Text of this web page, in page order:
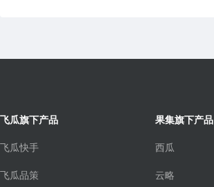
飞瓜旗下产品
飞瓜快手
飞瓜品策
果集旗下产品
西瓜
云略